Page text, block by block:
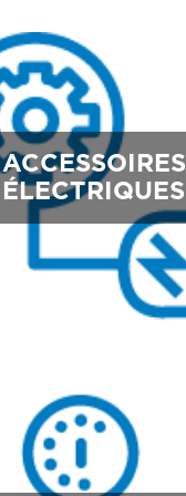
ACCESSOIRES
ÉLECTRIQUES